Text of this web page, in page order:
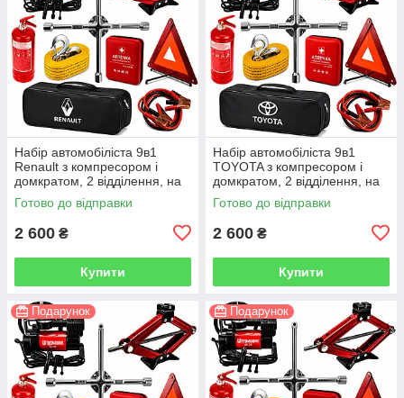
Набір автомобіліста 9в1
Renault з компресором і
домкратом, 2 відділення, на
липучках, чорний
Готово до відправки
2 600 ₴
Купити
Набір автомобіліста 9в1
TOYOTA з компресором і
домкратом, 2 відділення, на
липучках, чорний
Готово до відправки
2 600 ₴
Купити
Подарунок Подарунок